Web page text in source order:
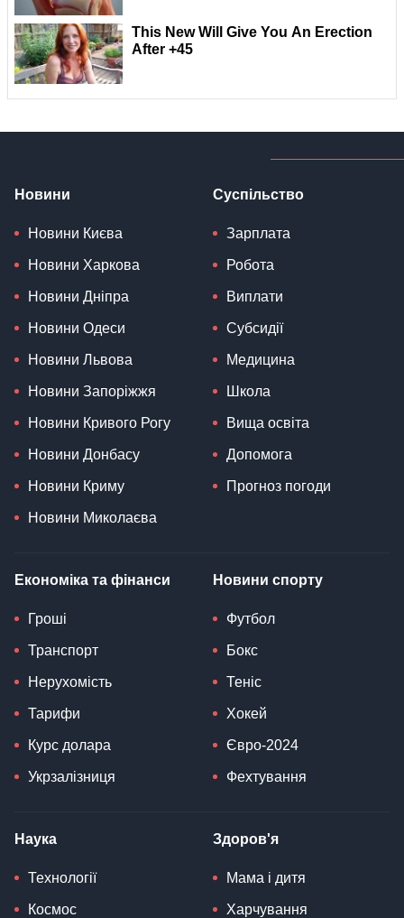
Новини
Новини Києва
Новини Харкова
Новини Дніпра
Новини Одеси
Новини Львова
Новини Запоріжжя
Новини Кривого Рогу
Новини Донбасу
Новини Криму
Новини Миколаєва
Суспільство
Зарплата
Робота
Виплати
Субсидії
Медицина
Школа
Вища освіта
Допомога
Прогноз погоди
Економіка та фінанси
Гроші
Транспорт
Нерухомість
Тарифи
Курс долара
Укрзалізниця
Новини спорту
Футбол
Бокс
Теніс
Хокей
Євро-2024
Фехтування
Наука
Технології
Космос
Здоров'я
Мама і дитя
Харчування